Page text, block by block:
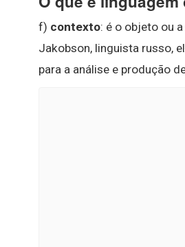
f) contexto: é o objeto ou
Jakobson, linguista russo,
para a análise e produção